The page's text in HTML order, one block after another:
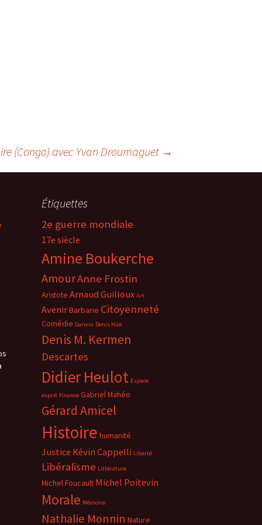
(Congo) avec Yvan Droumaguet →
Étiquettes
2e guerre mondiale
17e siècle
Amine Boukerche
AmourAnne Frostin
Aristote Arnaud Guilloux Art
AvenirBarbarie Citoyenneté
Comédie Darwin Denis Hüe
Denis M. Kermen
Descartes
Didier Heulot Espace
esprit Finance Gabriel Mahéo
Gérard Amicel
Histoire humanité
Justice Kévin Cappelli Liberté
Libéralisme Littérature
Michel Foucault Michel Poitevin
Morale Mémoire
Nathalie Monnin Nature